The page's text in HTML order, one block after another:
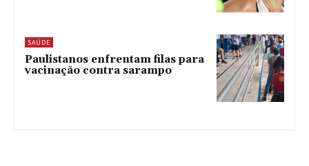
SAÚDE
Paulistanos enfrentam filas para
vacinação contra sarampo